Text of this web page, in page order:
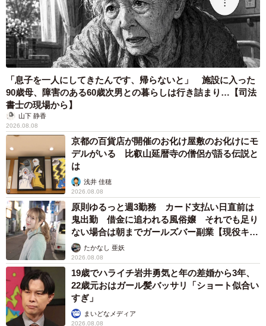
「息子を一人にしてきたんです、帰らないと」 施設に入った
90歳母、障害のある60歳次男との暮らしは行き詰まり…【司法
書士の現場から】
山下 静香
2026.08.08
京都の百貨店が開催のお化け屋敷のお化けにモ
デルがいる 比叡山延暦寺の僧侶が語る伝説と
は
浅井 佳穂
2026.08.08
原則ゆるっと週3勤務 カード支払い日直前は
鬼出勤 借金に追われる風俗嬢 それでも足り
ない場合は朝までガールズバー副業【現役キャ
ストに取材】
たかなし 亜妖
2026.08.08
19歳でハライチ岩井勇気と年の差婚から3年、
22歳元おはガール髪バッサリ「ショート似合い
すぎ」
まいどなメディア
2026.08.08